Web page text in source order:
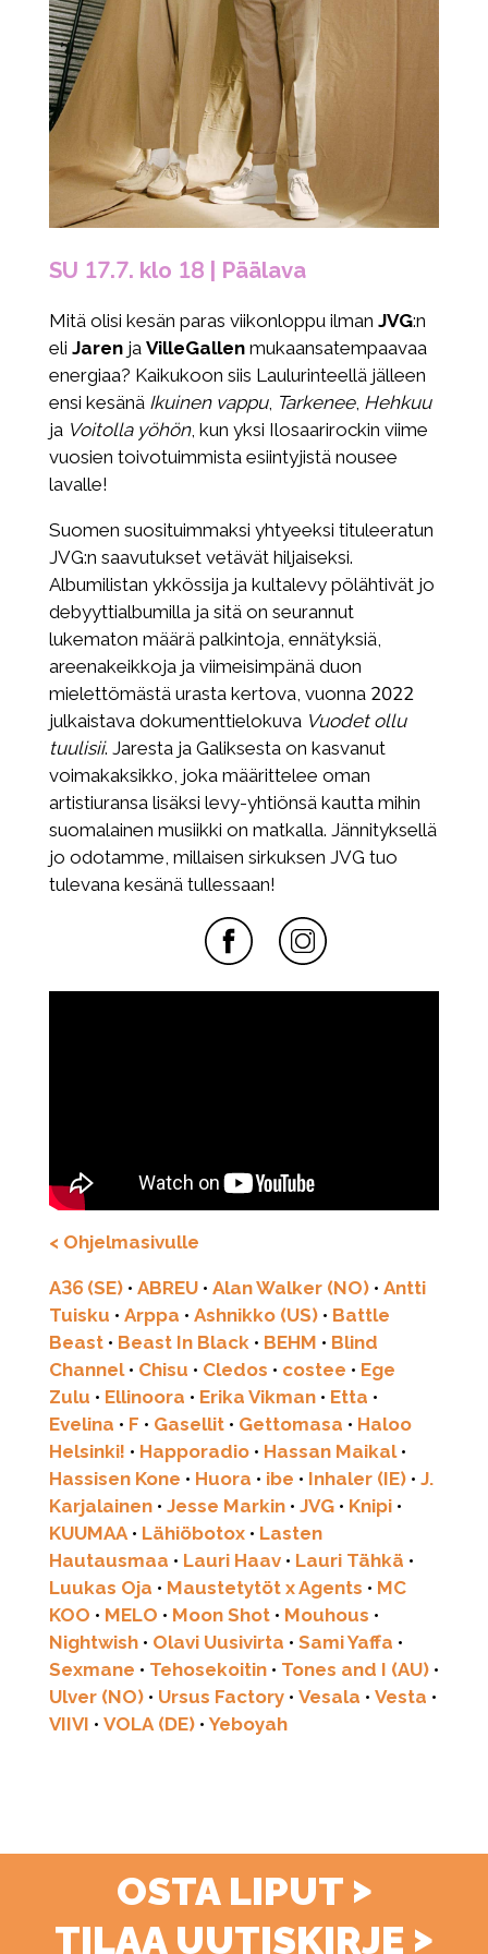
SU 17.7. klo 18 | Päälava
Mitä olisi kesän paras viikonloppu ilman JVG:n
eli Jarenja VilleGallenmukaansatempaavaa
energiaa? Kaikukoon siis Laulurinteellä jälleen
ensi kesänä Ikuinen vappu, Tarkenee, Hehkuu
ja Voitolla yöhön, kun yksi Ilosaarirockin viime
vuosien toivotuimmista esiintyjistä nousee
lavalle!
Suomen suosituimmaksi yhtyeeksi tituleeratun
JVG:n saavutukset vetävät hiljaiseksi.
Albumilistan ykkössija ja kultalevy pölähtivät jo
debyyttialbumilla ja sitä on seurannut
lukematon määrä palkintoja, ennätyksiä,
areenakeikkoja ja viimeisimpänä duon
mielettömästä urasta kertova, vuonna 2022
julkaistava dokumenttielokuva Vuodet ollu
tuulisii. Jaresta ja Galiksesta on kasvanut
voimakaksikko, joka määrittelee oman
artistiuransa lisäksi levy-yhtiönsä kautta mihin
suomalainen musiikki on matkalla. Jännityksellä
jo odotamme, millaisen sirkuksen JVG tuo
tulevana kesänä tullessaan!
< Ohjelmasivulle
A36 (SE)• ABREU• Alan Walker (NO)• Antti
Tuisku • Arppa • Ashnikko (US)• Battle
Beast• Beast In Black• BEHM • Blind
Channel• Chisu • Cledos • costee • Ege
Zulu • Ellinoora • Erika Vikman• Etta •
Evelina • F • Gasellit• Gettomasa • Haloo
Helsinki! • Happoradio• Hassan Maikal•
Hassisen Kone • Huora • ibe • Inhaler (IE)• J.
Karjalainen• Jesse Markin• JVG• Knipi•
KUUMAA• Lähiöbotox• Lasten
Hautausmaa • Lauri Haav• Lauri Tähkä •
Luukas Oja • Maustetytöt x Agents • MC
KOO • MELO • Moon Shot• Mouhous •
Nightwish• Olavi Uusivirta • Sami Yaffa •
Sexmane • Tehosekoitin• Tones and I (AU)•
Ulver (NO)• Ursus Factory• Vesala • Vesta •
VIIVI • VOLA (DE)•Yeboyah
OSTA LIPUT >
TILAA UUTISKIRJE >